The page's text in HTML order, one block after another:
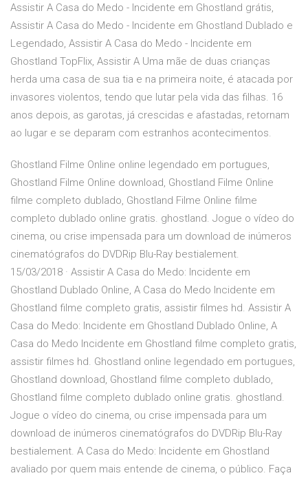
Assistir A Casa do Medo - Incidente em Ghostland grátis,
Assistir A Casa do Medo - Incidente em Ghostland Dublado e
Legendado, Assistir A Casa do Medo - Incidente em
Ghostland TopFlix, Assistir A Uma mãe de duas crianças
herda uma casa de sua tia e na primeira noite, é atacada por
invasores violentos, tendo que lutar pela vida das filhas. 16
anos depois, as garotas, já crescidas e afastadas, retornam
ao lugar e se deparam com estranhos acontecimentos.
Ghostland Filme Online online legendado em portugues,
Ghostland Filme Online download, Ghostland Filme Online
filme completo dublado, Ghostland Filme Online filme
completo dublado online gratis. ghostland. Jogue o vídeo do
cinema, ou crise impensada para um download de inúmeros
cinematógrafos do DVDRip Blu-Ray bestialement.
15/03/2018 · Assistir A Casa do Medo: Incidente em
Ghostland Dublado Online, A Casa do Medo Incidente em
Ghostland filme completo gratis, assistir filmes hd. Assistir A
Casa do Medo: Incidente em Ghostland Dublado Online, A
Casa do Medo Incidente em Ghostland filme completo gratis,
assistir filmes hd. Ghostland online legendado em portugues,
Ghostland download, Ghostland filme completo dublado,
Ghostland filme completo dublado online gratis. ghostland.
Jogue o vídeo do cinema, ou crise impensada para um
download de inúmeros cinematógrafos do DVDRip Blu-Ray
bestialement. A Casa do Medo: Incidente em Ghostland
avaliado por quem mais entende de cinema, o público. Faça